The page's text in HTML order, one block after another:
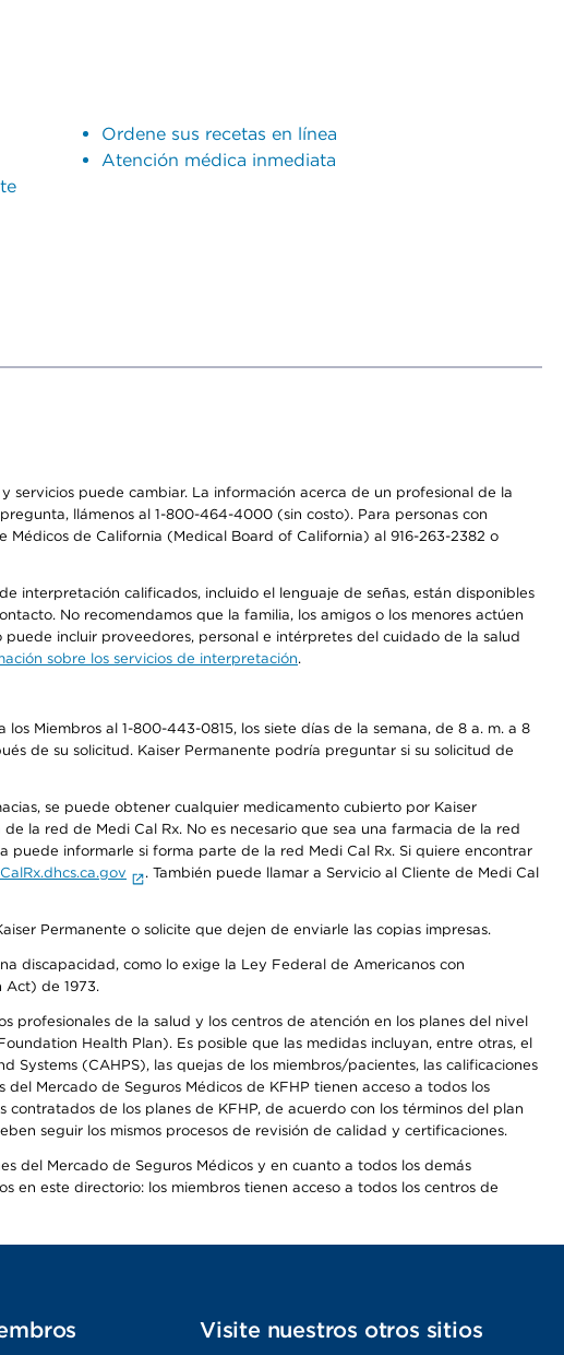
Ordene sus recetas en línea
Atención médica inmediata
puede cambiar. La información acerca de un profesional de la
llámenos al 1-800-464-4000 (sin costo). Para personas con
Médicos de California (Medical Board of California) al 916-263-2382 o
interpretación calificados, incluido el lenguaje de señas, están disponibles
No recomendamos que la familia, los amigos o los menores actúen
incluir proveedores, personal e intérpretes del cuidado de la salud
sobre los servicios de interpretación.
Miembros al 1-800-443-0815, los siete días de la semana, de 8 a. m. a 8
de su solicitud. Kaiser Permanente podría preguntar si su solicitud de
se puede obtener cualquier medicamento cubierto por Kaiser
la red de Medi Cal Rx. No es necesario que sea una farmacia de la red
puede informarle si forma parte de la red Medi Cal Rx. Si quiere encontrar
. También puede llamar a Servicio al Cliente de Medi Cal
Permanente o solicite que dejen de enviarle las copias impresas.
discapacidad, como lo exige la Ley Federal de Americanos con
Act) de 1973.
profesionales de la salud y los centros de atención en los planes del nivel
Health Plan). Es posible que las medidas incluyan, entre otras, el
(CAHPS), las quejas de los miembros/pacientes, las calificaciones
Mercado de Seguros Médicos de KFHP tienen acceso a todos los
de los planes de KFHP, de acuerdo con los términos del plan
seguir los mismos procesos de revisión de calidad y certificaciones.
del Mercado de Seguros Médicos y en cuanto a todos los demás
en este directorio: los miembros tienen acceso a todos los centros de
Visite nuestros otros sitios